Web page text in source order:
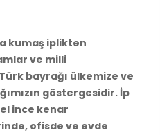
kumaş iplikten
ve milli
bayrağı ülkemize ve
göstergesidir.İp
ince kenar
ofisde ve evde